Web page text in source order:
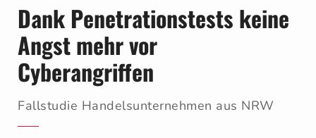
Dank Penetrationstests keine
Angst mehr vor
Cyberangriffen
Fallstudie Handelsunternehmen aus NRW